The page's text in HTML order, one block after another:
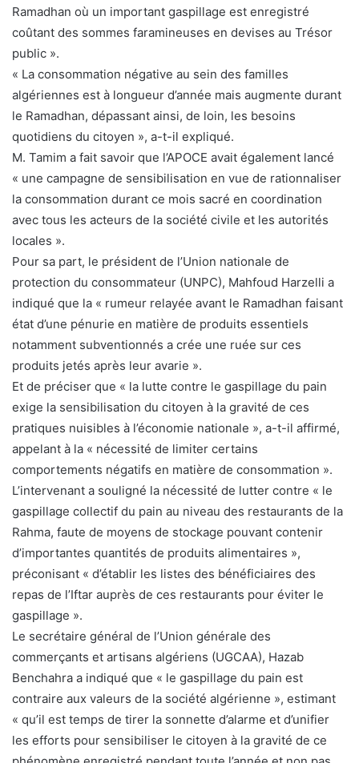
Ramadhan où un important gaspillage est enregistré
coûtant des sommes faramineuses en devises au Trésor
public ».
« La consommation négative au sein des familles
algériennes est à longueur d’année mais augmente durant
le Ramadhan, dépassant ainsi, de loin, les besoins
quotidiens du citoyen », a-t-il expliqué.
M. Tamim a fait savoir que l’APOCE avait également lancé
« une campagne de sensibilisation en vue de rationnaliser
la consommation durant ce mois sacré en coordination
avec tous les acteurs de la société civile et les autorités
locales ».
Pour sa part, le président de l’Union nationale de
protection du consommateur (UNPC), Mahfoud Harzelli a
indiqué que la « rumeur relayée avant le Ramadhan faisant
état d’une pénurie en matière de produits essentiels
notamment subventionnés a crée une ruée sur ces
produits jetés après leur avarie ».
Et de préciser que « la lutte contre le gaspillage du pain
exige la sensibilisation du citoyen à la gravité de ces
pratiques nuisibles à l’économie nationale », a-t-il affirmé,
appelant à la « nécessité de limiter certains
comportements négatifs en matière de consommation ».
L’intervenant a souligné la nécessité de lutter contre « le
gaspillage collectif du pain au niveau des restaurants de la
Rahma, faute de moyens de stockage pouvant contenir
d’importantes quantités de produits alimentaires »,
préconisant « d’établir les listes des bénéficiaires des
repas de l’Iftar auprès de ces restaurants pour éviter le
gaspillage ».
Le secrétaire général de l’Union générale des
commerçants et artisans algériens (UGCAA), Hazab
Benchahra a indiqué que « le gaspillage du pain est
contraire aux valeurs de la société algérienne », estimant
« qu’il est temps de tirer la sonnette d’alarme et d’unifier
les efforts pour sensibiliser le citoyen à la gravité de ce